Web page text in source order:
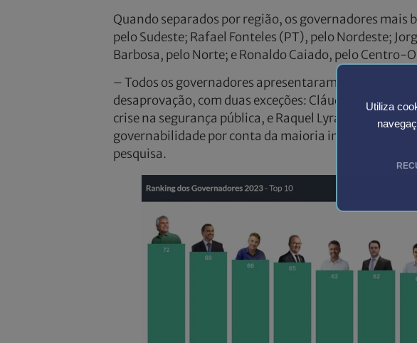
Utiliza
Quando separados por região, os governadores mais
pelo Sudeste; Rafael Fonteles (PT), pelo Nordeste;
Barbosa, pelo Norte; e Ronaldo Caiado, pelo Centro-
– Todos os governadores apresentaram índices de
desaprovação, com duas exceções: Cláudio Castro
crise na segurança pública, e Raquel Lyra (PE), no
governabilidade por conta da maioria incerta na
pesquisa.